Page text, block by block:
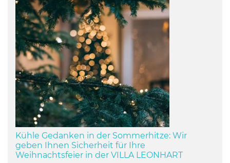
Kühle Gedanken in der Sommerhitze: Wir
geben Ihnen Sicherheit für Ihre
Weihnachtsfeier in der VILLA LEONHART